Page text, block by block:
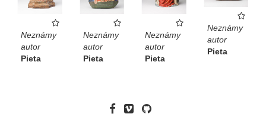
Neznámy
autor
Pieta
Neznámy
autor
Pieta
Neznámy
autor
Pieta
Neznámy
autor
Pieta